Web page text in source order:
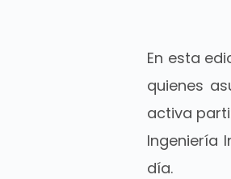
En esta
quienes
activa
Ingeniería
día.